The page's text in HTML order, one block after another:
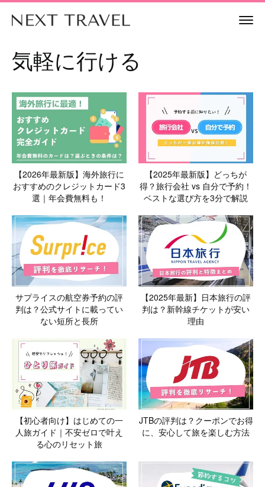
気軽に行ける
【2026年最新版】海外旅行に
おすすめのクレジットカード3
選｜年会費無料も！
【2025年最新版】どっちが
得？旅行会社 vs 自分で予約！
ベストな選び方を3分で解説
サプライスの航空券予約の評
判は？公式サイトに載ってい
ない短所と長所
【2025年最新】日本旅行の評
判は？新幹線チケットが安い
理由
【初心者向け】はじめての一
人旅ガイド｜不安ゼロで叶え
る心のリセット旅
JTBの評判は？クーポンでお得
に、安心して旅を楽しむ方法